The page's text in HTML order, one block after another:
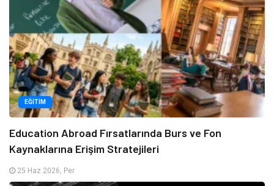
EĞITIM
Education Abroad Fırsatlarında Burs ve Fon
Kaynaklarına Erişim Stratejileri
25 Haz 2026, Per